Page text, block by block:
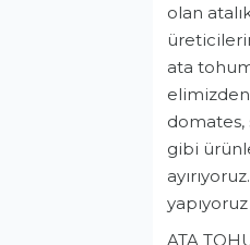
olan
ata
domates,
gibi
ATA